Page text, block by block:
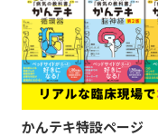
かんテキ特設ページ